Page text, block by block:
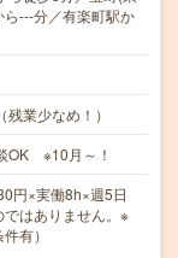
---分／有楽町駅か
業少なめ！）
OK ※10月～！
円×実働8h×週5日
はありません。※
有）